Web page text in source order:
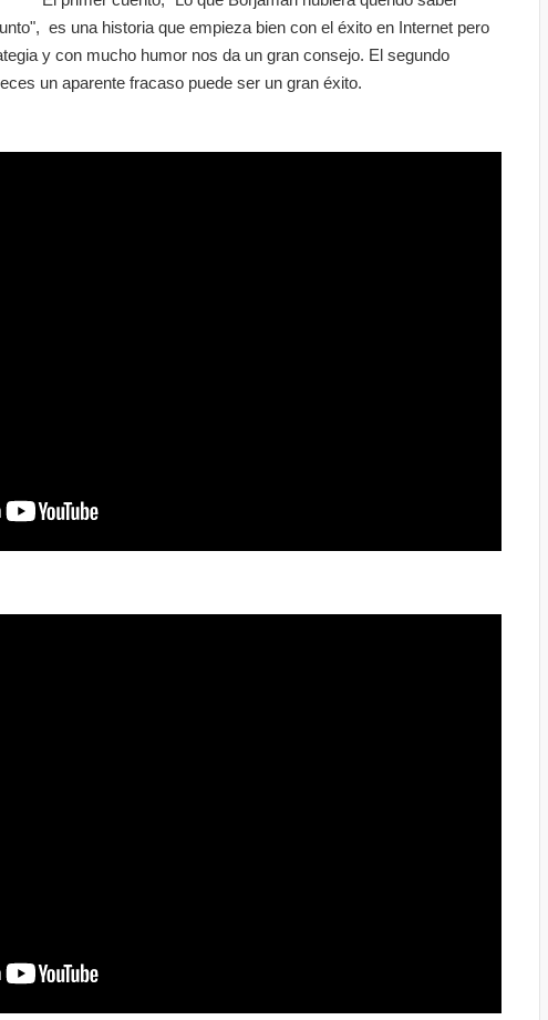
es una historia que empieza bien con el éxito en Internet pero
y con mucho humor nos da un gran consejo. El segundo
un aparente fracaso puede ser un gran éxito.